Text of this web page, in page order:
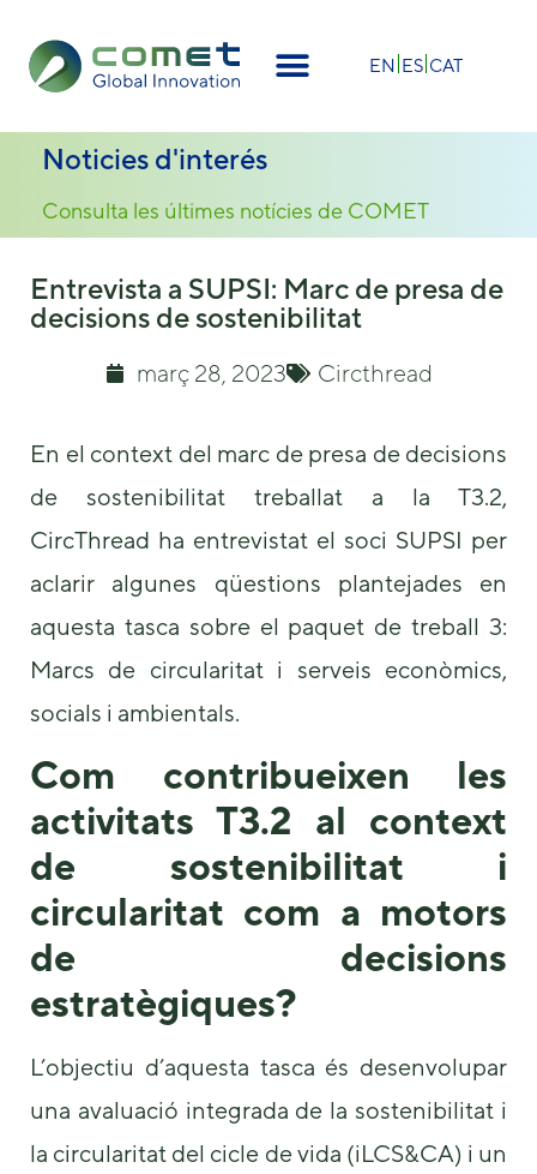
EN ES CAT
Noticies d'interés
Consulta les últimes notícies de COMET
Entrevista a SUPSI: Marc de presa de
decisions de sostenibilitat
març 28, 2023 Circthread
En el context del marc de presa de decisions
de sostenibilitat treballat a la T3.2,
CircThread ha entrevistat el soci SUPSI per
aclarir algunes qüestions plantejades en
aquesta tasca sobre el paquet de treball 3:
Marcs de circularitat i serveis econòmics,
socials i ambientals.
Com contribueixen les
activitats T3.2 al context
de sostenibilitat i
circularitat com a motors
de decisions
estratègiques?
L’objectiu d’aquesta tasca és desenvolupar
una avaluació integrada de la sostenibilitat i
la circularitat del cicle de vida (iLCS&CA) i un
Necessary
These
cookies are
not
optional.
needed for
to function.
In order for
improve the
functionality